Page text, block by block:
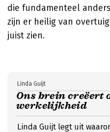
die fundamenteel
zijn er heilig van
juist zien.
Ons brein creëert
werkelijkheid
Linda Guijt
Linda Guijt legt uit